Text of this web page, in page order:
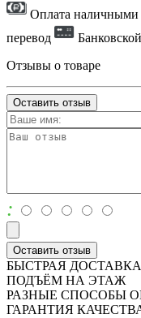
Оплата наличными
перевод
Отзывы о товаре
Оставить отзыв
:
Оставить отзыв
БЫСТРАЯ
ПОДЪЁМ НА ЭТАЖ
РАЗНЫЕ СПОСОБЫ
ГАРАНТИЯ